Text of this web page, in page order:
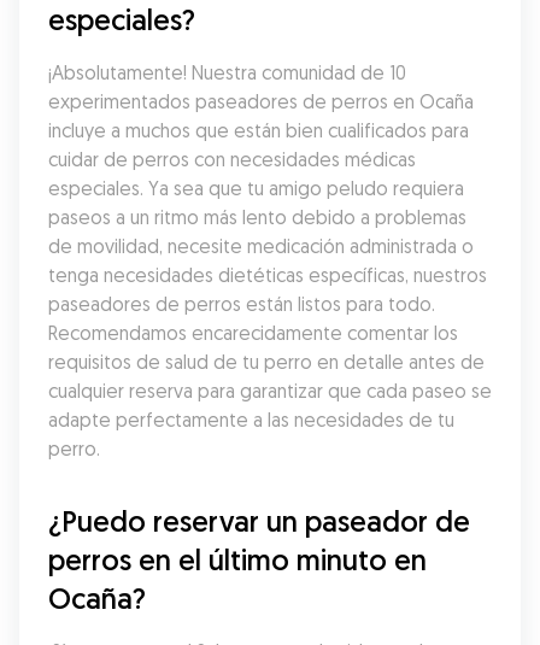
especiales?
¡Absolutamente! Nuestra comunidad de 10
experimentados paseadores de perros en Ocaña
incluye a muchos que están bien cualificados para
cuidar de perros con necesidades médicas
especiales. Ya sea que tu amigo peludo requiera
paseos a un ritmo más lento debido a problemas
de movilidad, necesite medicación administrada o
tenga necesidades dietéticas específicas, nuestros
paseadores de perros están listos para todo.
Recomendamos encarecidamente comentar los
requisitos de salud de tu perro en detalle antes de
cualquier reserva para garantizar que cada paseo se
adapte perfectamente a las necesidades de tu
perro.
¿Puedo reservar un paseador de
perros en el último minuto en
Ocaña?